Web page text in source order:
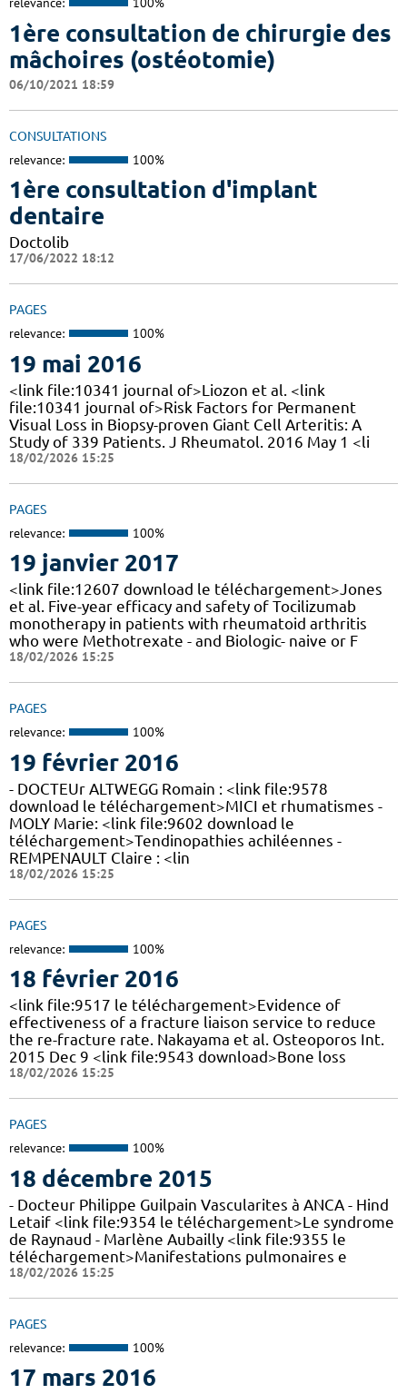
1ère consultation de chirurgie des
mâchoires (ostéotomie)
06/10/2021 18:59
CONSULTATIONS
relevance: 100%
1ère consultation d'implant
dentaire
Doctolib
17/06/2022 18:12
PAGES
relevance: 100%
19 mai 2016
<link file:10341 journal of>Liozon et al. <link
file:10341 journal of>Risk Factors for Permanent
Visual Loss in Biopsy-proven Giant Cell Arteritis: A
Study of 339 Patients. J Rheumatol. 2016 May 1 <li
18/02/2026 15:25
PAGES
relevance: 100%
19 janvier 2017
<link file:12607 download le téléchargement>Jones
et al. Five-year efficacy and safety of Tocilizumab
monotherapy in patients with rheumatoid arthritis
who were Methotrexate - and Biologic- naive or F
18/02/2026 15:25
PAGES
relevance: 100%
19 février 2016
- DOCTEUr ALTWEGG Romain : <link file:9578
download le téléchargement>MICI et rhumatismes -
MOLY Marie: <link file:9602 download le
téléchargement>Tendinopathies achiléennes -
REMPENAULT Claire : <lin
18/02/2026 15:25
PAGES
relevance: 100%
18 février 2016
<link file:9517 le téléchargement>Evidence of
effectiveness of a fracture liaison service to reduce
the re-fracture rate. Nakayama et al. Osteoporos Int.
2015 Dec 9 <link file:9543 download>Bone loss
18/02/2026 15:25
PAGES
relevance: 100%
18 décembre 2015
- Docteur Philippe Guilpain Vascularites à ANCA - Hind
Letaif <link file:9354 le téléchargement>Le syndrome
de Raynaud - Marlène Aubailly <link file:9355 le
téléchargement>Manifestations pulmonaires e
18/02/2026 15:25
PAGES
relevance: 100%
17 mars 2016